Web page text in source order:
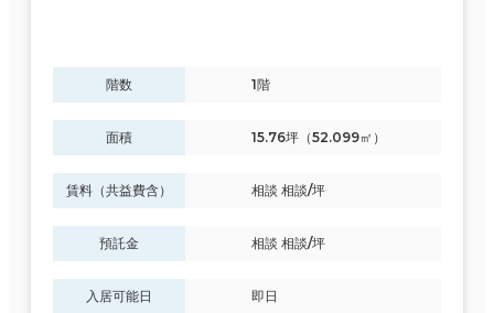
階数 1階
面積 15.76坪（52.099㎡）
賃料（共益費含） 相談 相談/坪
預託金 相談 相談/坪
入居可能日 即日